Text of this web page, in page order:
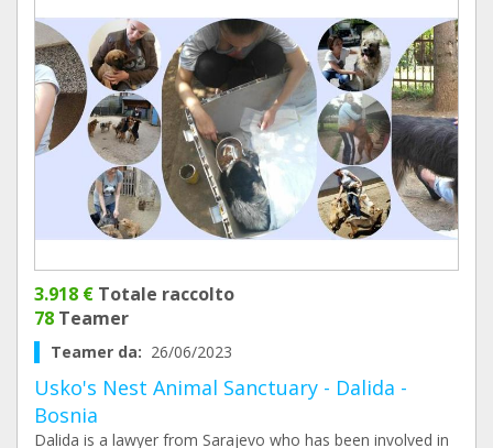
3.918 € Totale raccolto
78 Teamer
Teamer da: 26/06/2023
Usko's Nest Animal Sanctuary - Dalida -
Bosnia
Dalida is a lawyer from Sarajevo who has been involved in